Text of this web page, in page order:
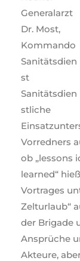
Generalarzt
Dr. Most,
Kommando
Sanitätsdien
st
Sanitätsdien
stliche
Vorredners
ob „lessons
learned“
Vortrages
Zelturlaub“
der Brigade
Ansprüche
Akteure,